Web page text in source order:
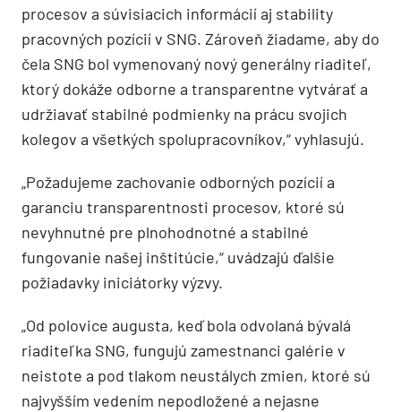
procesov a súvisiacich informácií aj stability
pracovných pozícií v SNG. Zároveň žiadame, aby do
čela SNG bol vymenovaný nový generálny riaditeľ,
ktorý dokáže odborne a transparentne vytvárať a
udržiavať stabilné podmienky na prácu svojich
kolegov a všetkých spolupracovníkov,“ vyhlasujú.
„Požadujeme zachovanie odborných pozícií a
garanciu transparentnosti procesov, ktoré sú
nevyhnutné pre plnohodnotné a stabilné
fungovanie našej inštitúcie,“ uvádzajú ďalšie
požiadavky iniciátorky výzvy.
„Od polovice augusta, keď bola odvolaná bývalá
riaditeľka SNG, fungujú zamestnanci galérie v
neistote a pod tlakom neustálych zmien, ktoré sú
najvyšším vedením nepodložené a nejasne